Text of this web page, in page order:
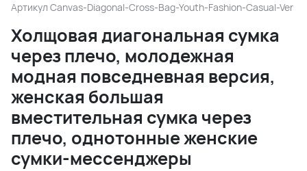
Артикул Canvas-Diagonal-Cross-Bag-Youth-Fashion-Casual-Ver
Холщовая диагональная сумка
через плечо, молодежная
модная повседневная версия,
женская большая
вместительная сумка через
плечо, однотонные женские
сумки-мессенджеры